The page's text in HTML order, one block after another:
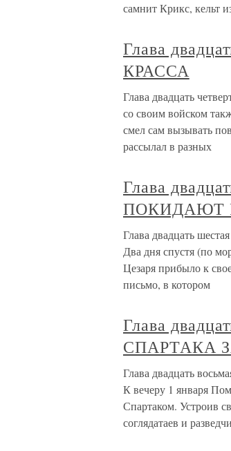
самнит Крикс, кельт
Глава
КРАССА
Глава двадцать
со своим войском
смел сам вызывать
рассылал в разных
Глава
ПОКИДАЮТ
Глава двадцать
Два дня спустя (по
Цезаря прибыло к
письмо, в котором
Глава
СПАРТАКА
Глава двадцать
К вечеру 1 января
Спартаком. Устроив
соглядатаев и